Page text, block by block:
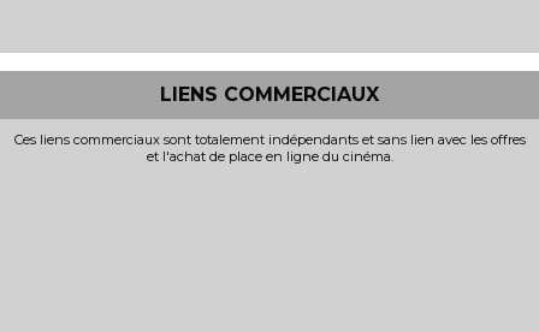
LIENS COMMERCIAUX
Ces liens commerciaux sont totalement indépendants et sans lien avec les offres
et l'achat de place en ligne du cinéma.